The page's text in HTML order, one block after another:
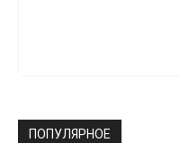
ПОПУЛЯРНОЕ